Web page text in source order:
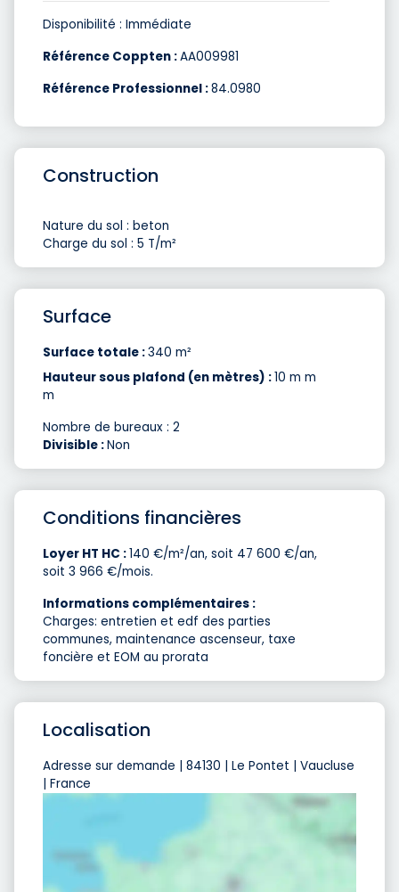
Disponibilité : Immédiate
Référence Coppten :AA009981
Référence Professionnel :84.0980
Construction
Nature du sol : beton
Charge du sol : 5 T/m²
Surface
Surface totale :340 m²
Hauteur sous plafond (en mètres) :10 m m
m
Nombre de bureaux : 2
Divisible :Non
Conditions financières
Loyer HT HC :140 €/m²/an, soit 47 600 €/an,
soit 3 966 €/mois.
Informations complémentaires :
Charges: entretien et edf des parties
communes, maintenance ascenseur, taxe
foncière et EOM au prorata
Localisation
Adresse sur demande | 84130 | Le Pontet | Vaucluse
| France